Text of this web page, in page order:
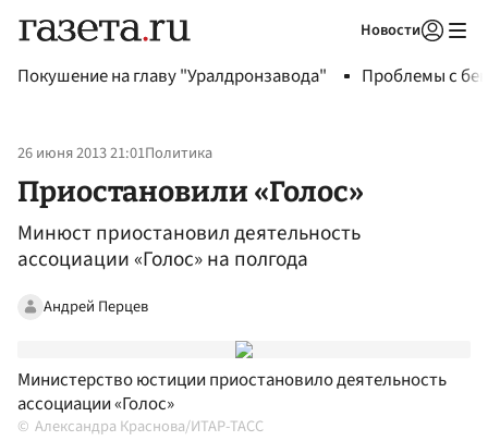
Новости
Покушение на главу "Уралдронзавода" Проблемы с
26 июня 2013 21:01Политика
Приостановили «Голос»
Минюст приостановил деятельность
ассоциации «Голос» на полгода
Андрей Перцев
Министерство юстиции приостановило деятельность
ассоциации «Голос»
Александра Краснова/ИТАР-ТАСС